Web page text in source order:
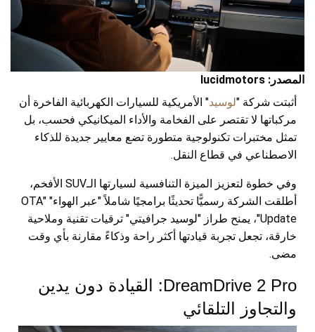
المصدر: lucidmotors
أثبتت شركة "لوسيد" الأمريكية للسيارات الكهربائية الفاخرة أن
مركباتها لا تقتصر على الفخامة والأداء الميكانيكي فحسب، بل
تمثل مختبرات تكنولوجية متطورة تضع معايير جديدة للذكاء
الاصطناعي في قطاع النقل.
وفي خطوة لتعزيز الميزة التنافسية لسيارتها الـSUV الأفخم،
أطلقت الشركة رسميًّا تحديثًا برامجيًا شاملاً "عبر الهواء" "OTA
Update"، يمنح طراز "لوسيد جرافيتي" ترقيات تقنية وملاحية
خارقة، تجعل تجربة قيادتها أكثر راحة وذكاءً مقارنة بأي وقت
مضى.
DreamDrive 2 Pro: القيادة دون يدين
والتجاوز التلقائي